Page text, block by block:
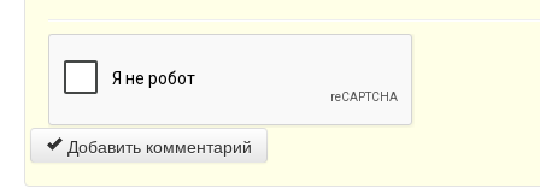
Добавить комментарий